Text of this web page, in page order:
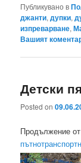
Публикувано в
джанти,дупки,
изпреварване,
Вашият
Детски
Posted on
Продължение